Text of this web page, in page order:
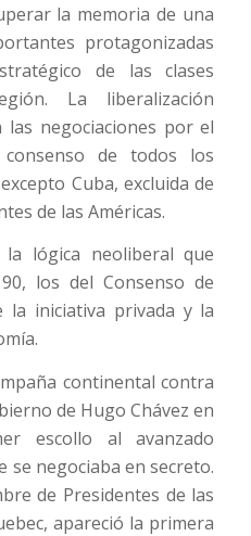
la memoria de una
protagonizadas
de las clases
La liberalización
las negociaciones por el
de todos los
Cuba, excluida de
de las Américas.
lógica neoliberal que
los del Consenso de
la iniciativa privada y la
continental contra
de Hugo Chávez en
escollo al avanzado
se negociaba en secreto.
de Presidentes de las
apareció la primera